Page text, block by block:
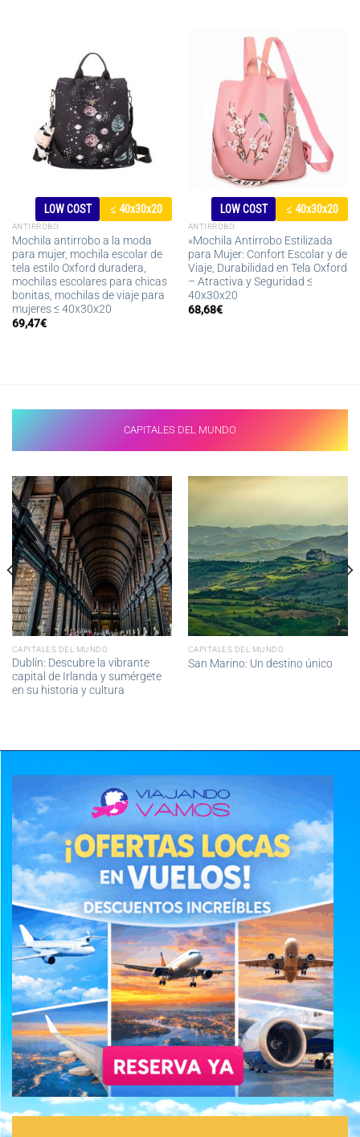
LOW COST ≤ 40x30x20
ANTIRROBO
Mochila antirrobo a la moda
para mujer, mochila escolar de
tela estilo Oxford duradera,
mochilas escolares para chicas
bonitas, mochilas de viaje para
mujeres ≤ 40x30x20
69,47€
LOW COST ≤ 40x30x20
ANTIRROBO
«Mochila Antirrobo Estilizada
para Mujer: Confort Escolar y de
Viaje, Durabilidad en Tela Oxford
– Atractiva y Seguridad ≤
40x30x20
68,68€
CAPITALES DEL MUNDO
CAPITALES DEL MUNDO
Dublín: Descubre la vibrante
capital de Irlanda y sumérgete
en su historia y cultura
CAPITALES DEL MUNDO
San Marino: Un destino único